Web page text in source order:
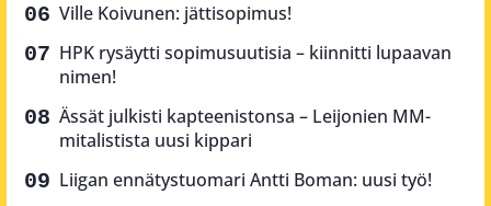
Ville Koivunen: jättisopimus!
HPK rysäytti sopimusuutisia – kiinnitti lupaavan
nimen!
Ässät julkisti kapteenistonsa – Leijonien MM-
mitalistista uusi kippari
Liigan ennätystuomari Antti Boman: uusi työ!